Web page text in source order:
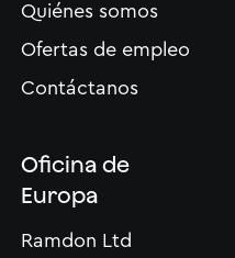
Quiénes somos
Ofertas de empleo
Contáctanos
Oficina de
Europa
Ramdon Ltd